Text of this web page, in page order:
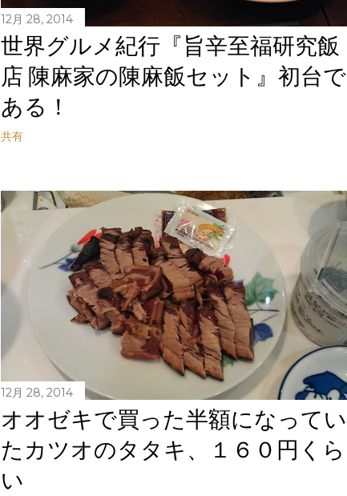
12月 28, 2014
世界グルメ紀行『旨辛至福研究飯
店 陳麻家の陳麻飯セット』初台で
ある！
共有
12月 28, 2014
オオゼキで買った半額になってい
たカツオのタタキ、１６０円くら
い